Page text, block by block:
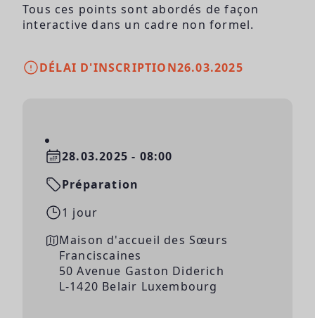
Tous ces points sont abordés de façon
interactive dans un cadre non formel.
DÉLAI D'INSCRIPTION26.03.2025
28.03.2025 - 08:00
Préparation
1 jour
Maison d'accueil des Sœurs
Franciscaines
50 Avenue Gaston Diderich
L-1420 Belair Luxembourg